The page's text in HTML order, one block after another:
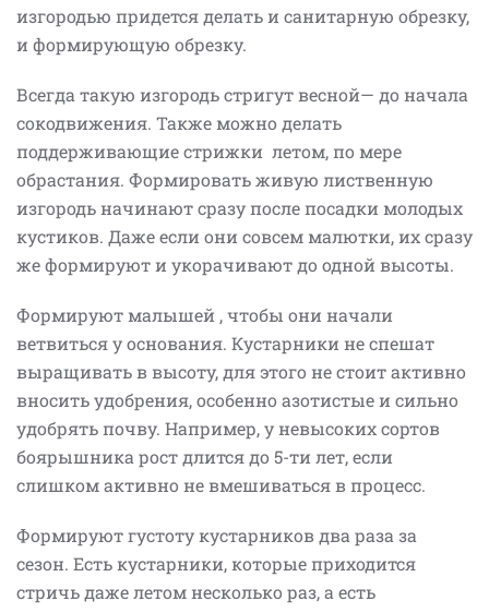
изгородью придется делать и санитарную обрезку,
и формирующую обрезку.
Всегда такую изгородь стригут весной— до начала
сокодвижения. Также можно делать
поддерживающие стрижки летом, по мере
обрастания. Формировать живую лиственную
изгородь начинают сразу после посадки молодых
кустиков. Даже если они совсем малютки, их сразу
же формируют и укорачивают до одной высоты.
Формируют малышей , чтобы они начали
ветвиться у основания. Кустарники не спешат
выращивать в высоту, для этого не стоит активно
вносить удобрения, особенно азотистые и сильно
удобрять почву. Например, у невысоких сортов
боярышника рост длится до 5-ти лет, если
слишком активно не вмешиваться в процесс.
Формируют густоту кустарников два раза за
сезон. Есть кустарники, которые приходится
стричь даже летом несколько раз, а есть